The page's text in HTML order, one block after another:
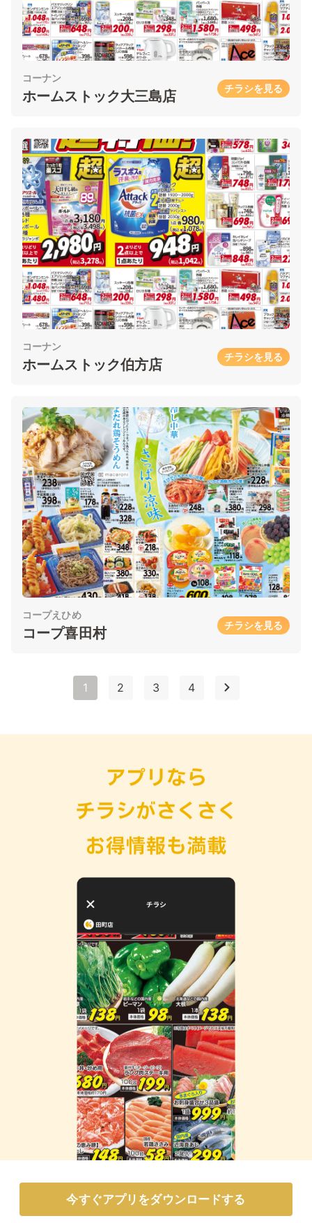
コーナン
ホームストック大三島店 チラシを見る
コーナン
ホームストック伯方店 チラシを見る
コープえひめ
コープ喜田村 チラシを見る
1 2 3 4
今すぐアプリをダウンロードする